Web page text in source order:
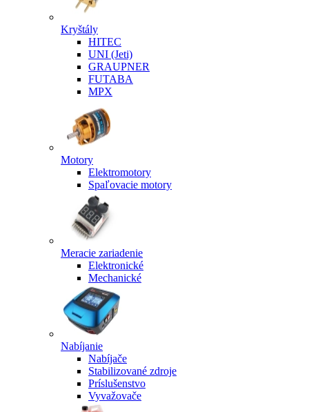
Kryštály
HITEC
UNI (Jeti)
GRAUPNER
FUTABA
MPX
Motory
Elektromotory
Spaľovacie motory
Meracie zariadenie
Elektronické
Mechanické
Nabíjanie
Nabíjače
Stabilizované zdroje
Príslušenstvo
Vyvažovače